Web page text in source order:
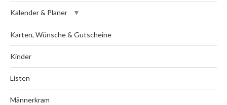
Kalender & Planer
Karten, Wünsche & Gutscheine
Kinder
Listen
Männerkram